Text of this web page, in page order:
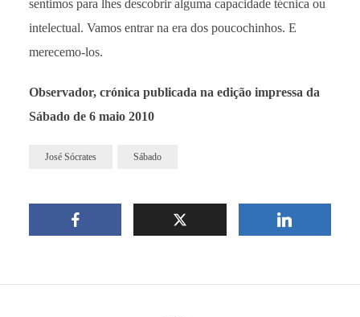
sentimos para lhes descobrir alguma capacidade técnica ou
intelectual. Vamos entrar na era dos poucochinhos. E
merecemo-los.
Observador, crónica publicada na edição impressa da
Sábado de 6 maio 2010
José Sócrates Sábado